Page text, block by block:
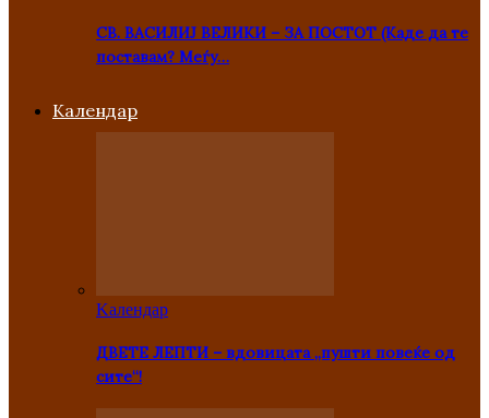
СВ. ВАСИЛИЈ ВЕЛИКИ – ЗА ПОСТОТ (Каде да те
поставам? Меѓу…
Kалендар
Kалендар
ДВЕТЕ ЛЕПТИ – вдовицата „пушти повеќе од
сите“!